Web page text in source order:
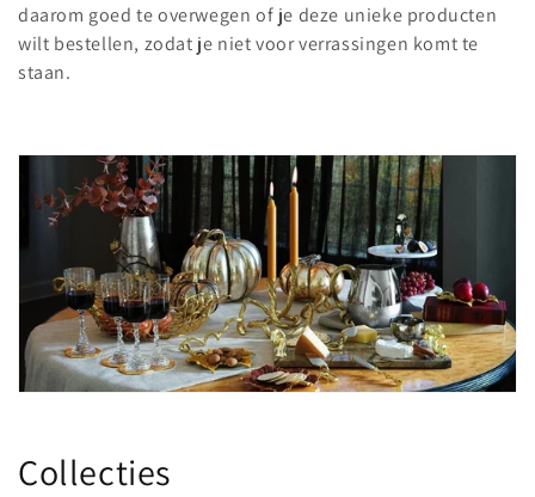
daarom goed te overwegen of je deze unieke producten
wilt bestellen, zodat je niet voor verrassingen komt te
staan.
Collecties